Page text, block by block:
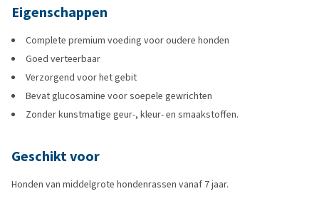
Eigenschappen
Complete premium voeding voor oudere honden
Goed verteerbaar
Verzorgend voor het gebit
Bevat glucosamine voor soepele gewrichten
Zonder kunstmatige geur-, kleur- en smaakstoffen.
Geschikt voor
Honden van middelgrote hondenrassen vanaf 7 jaar.